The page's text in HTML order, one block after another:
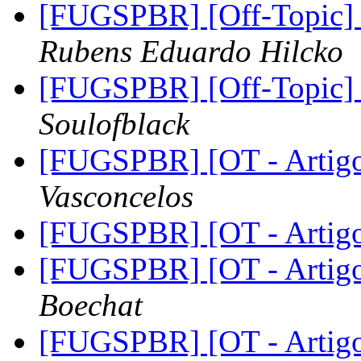
[FUGSPBR] [Off-
Rubens Eduardo Hilcko
[FUGSPBR] [Off-
Soulofblack
[FUGSPBR] [OT -
Vasconcelos
[FUGSPBR] [OT -
[FUGSPBR] [OT -
Boechat
[FUGSPBR] [OT -